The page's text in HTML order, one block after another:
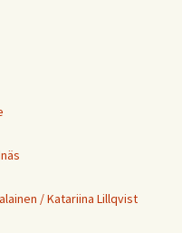
/ Katariina Lillqvist